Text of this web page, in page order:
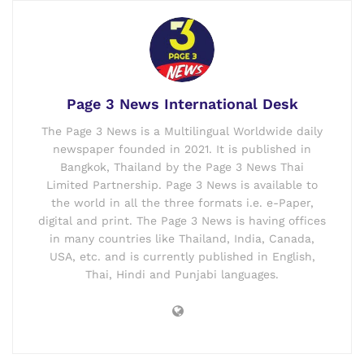
Page 3 News International Desk
The Page 3 News is a Multilingual Worldwide daily
newspaper founded in 2021. It is published in
Bangkok, Thailand by the Page 3 News Thai
Limited Partnership. Page 3 News is available to
the world in all the three formats i.e. e-Paper,
digital and print. The Page 3 News is having offices
in many countries like Thailand, India, Canada,
USA, etc. and is currently published in English,
Thai, Hindi and Punjabi languages.